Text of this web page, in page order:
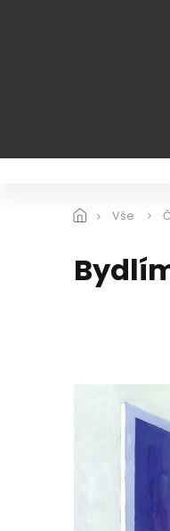
Vše